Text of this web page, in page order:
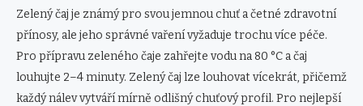
Zelený čaj je známý pro svou jemnou chuť a četné zdravotní
přínosy, ale jeho správné vaření vyžaduje trochu více péče.
Pro přípravu zeleného čaje zahřejte vodu na 80 °C a čaj
louhujte 2–4 minuty. Zelený čaj lze louhovat vícekrát, přičemž
každý nálev vytváří mírně odlišný chuťový profil. Pro nejlepší